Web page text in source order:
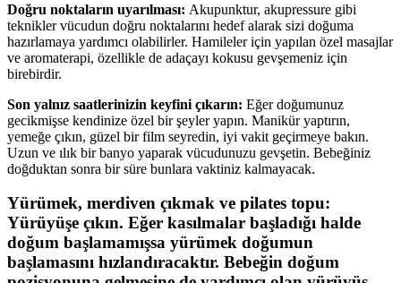
Doğru noktaların uyarılması: Akupunktur, akupressure gibi
teknikler vücudun doğru noktalarını hedef alarak sizi doğuma
hazırlamaya yardımcı olabilirler. Hamileler için yapılan özel masajlar
ve aromaterapi, özellikle de adaçayı kokusu gevşemeniz için
birebirdir.
Son yalnız saatlerinizin keyfini çıkarın: Eğer doğumunuz
gecikmişse kendinize özel bir şeyler yapın. Manikür yaptırın,
yemeğe çıkın, güzel bir film seyredin, iyi vakit geçirmeye bakın.
Uzun ve ılık bir banyo yaparak vücudunuzu gevşetin. Bebeğiniz
doğduktan sonra bir süre bunlara vaktiniz kalmayacak.
Yürümek, merdiven çıkmak ve pilates topu:
Yürüyüşe çıkın. Eğer kasılmalar başladığı halde
doğum başlamamışsa yürümek doğumun
başlamasını hızlandıracaktır. Bebeğin doğum